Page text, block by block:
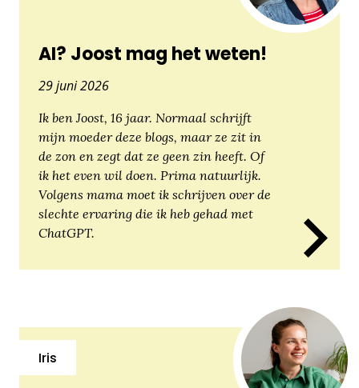
AI? Joost mag het weten!
29 juni 2026
Ik ben Joost, 16 jaar. Normaal schrijft
mijn moeder deze blogs, maar ze zit in
de zon en zegt dat ze geen zin heeft. Of
ik het even wil doen. Prima natuurlijk.
Volgens mama moet ik schrijven over de
slechte ervaring die ik heb gehad met
ChatGPT.
Iris